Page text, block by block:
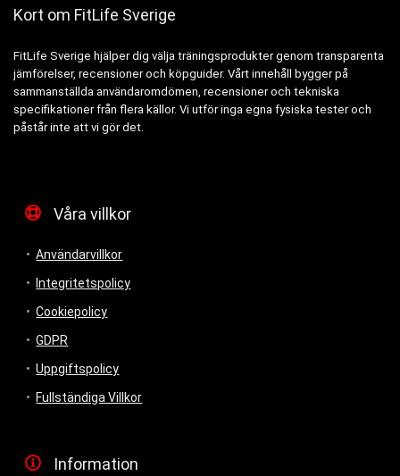
Kort om FitLife Sverige
FitLife Sverige hjälper dig välja träningsprodukter genom transparenta
jämförelser, recensioner och köpguider. Vårt innehåll bygger på
sammanställda användaromdömen, recensioner och tekniska
specifikationer från flera källor. Vi utför inga egna fysiska tester och
påstår inte att vi gör det.
Våra villkor
Användarvillkor
Integritetspolicy
Cookiepolicy
GDPR
Uppgiftspolicy
Fullständiga Villkor
Information